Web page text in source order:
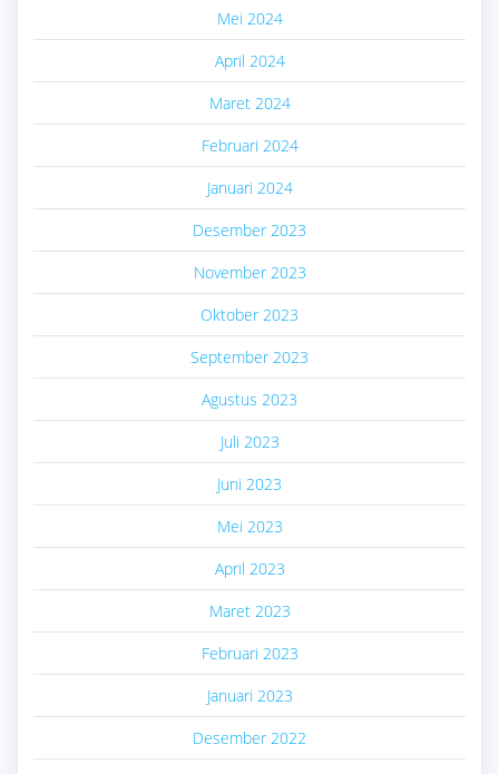
Mei 2024
April 2024
Maret 2024
Februari 2024
Januari 2024
Desember 2023
November 2023
Oktober 2023
September 2023
Agustus 2023
Juli 2023
Juni 2023
Mei 2023
April 2023
Maret 2023
Februari 2023
Januari 2023
Desember 2022